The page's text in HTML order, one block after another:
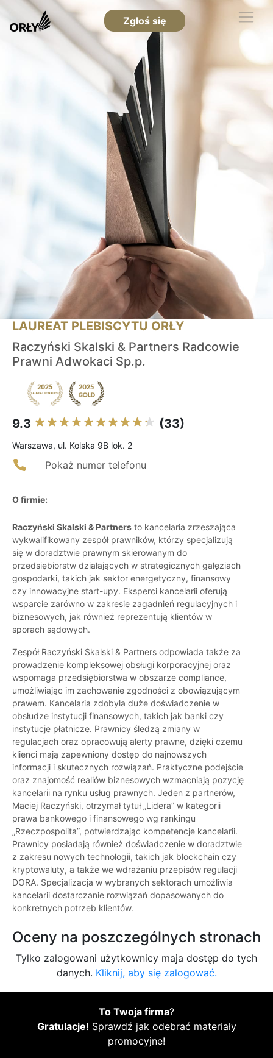
Zgłoś się
LAUREAT PLEBISCYTU ORŁY
Raczyński Skalski & Partners Radcowie
Prawni Adwokaci Sp.p.
9.3 (33)
Warszawa, ul. Kolska 9B lok. 2
Pokaż numer telefonu
O firmie:
Raczyński Skalski & Partners to kancelaria zrzeszająca
wykwalifikowany zespół prawników, którzy specjalizują
się w doradztwie prawnym skierowanym do
przedsiębiorstw działających w strategicznych gałęziach
gospodarki, takich jak sektor energetyczny, finansowy
czy innowacyjne start-upy. Eksperci kancelarii oferują
wsparcie zarówno w zakresie zagadnień regulacyjnych i
biznesowych, jak również reprezentują klientów w
sporach sądowych.
Zespół Raczyński Skalski & Partners odpowiada także za
prowadzenie kompleksowej obsługi korporacyjnej oraz
wspomaga przedsiębiorstwa w obszarze compliance,
umożliwiając im zachowanie zgodności z obowiązującym
prawem. Kancelaria zdobyła duże doświadczenie w
obsłudze instytucji finansowych, takich jak banki czy
instytucje płatnicze. Prawnicy śledzą zmiany w
regulacjach oraz opracowują alerty prawne, dzięki czemu
klienci mają zapewniony dostęp do najnowszych
informacji i skutecznych rozwiązań. Praktyczne podejście
oraz znajomość realiów biznesowych wzmacniają pozycję
kancelarii na rynku usług prawnych. Jeden z partnerów,
Maciej Raczyński, otrzymał tytuł „Lidera” w kategorii
prawa bankowego i finansowego wg rankingu
„Rzeczpospolita”, potwierdzając kompetencje kancelarii.
Prawnicy posiadają również doświadczenie w doradztwie
z zakresu nowych technologii, takich jak blockchain czy
kryptowaluty, a także we wdrażaniu przepisów regulacji
DORA. Specjalizacja w wybranych sektorach umożliwia
kancelarii dostarczanie rozwiązań dopasowanych do
konkretnych potrzeb klientów.
Oceny na poszczególnych stronach
Tylko zalogowani użytkownicy maja dostęp do tych
danych. Kliknij, aby się zalogować.
To Twoja firma?
Gratulacje! Sprawdź jak odebrać materiały
promocyjne!